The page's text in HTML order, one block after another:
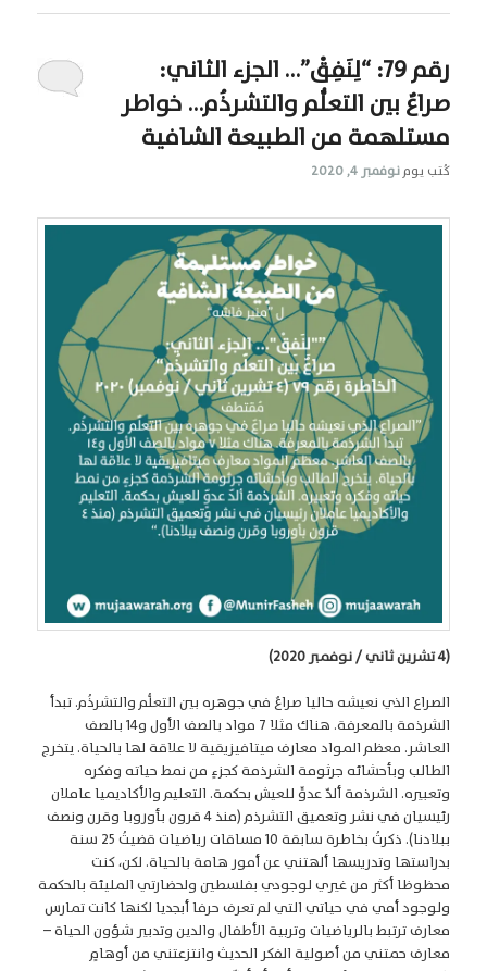
رقم 79: “لِنَفِقْ”… الجزء الثاني:
صراعٌ بين التعلُّم والتشرذُم… خواطر
مستلهمة من الطبيعة الشافية
كُتب يومنوفمبر 4, 2020
(4 تشرين ثاني / نوفمبر 2020)
الصراع الذي نعيشه حاليا صراعٌ في جوهره بين التعلُّم والتشرذُم. تبدأ
الشرذمة بالمعرفة. هناك مثلا 7 مواد بالصف الأول و14 بالصف
العاشر. معظم المواد معارف ميتافيزيقية لا علاقة لها بالحياة. يتخرج
الطالب وبأحشائه جرثومة الشرذمة كجزءٍ من نمط حياته وفكره
وتعبيره. الشرذمة ألدّ عدوٍّ للعيش بحكمة. التعليم والأكاديميا عاملان
رئيسيان في نشر وتعميق التشرذم (منذ 4 قرون بأوروبا وقرن ونصف
ببلادنا). ذكرتُ بخاطرة سابقة 10 مساقات رياضيات قضيتُ 25 سنة
بدراستها وتدريسها ألهتني عن أمور هامة بالحياة. لكن، كنت
محظوظا أكثر من غيري لوجودي بفلسطين ولحضارتي المليئة بالحكمة
ولوجود أمي في حياتي التي لم تعرف حرفا أبجديا لكنها كانت تمارس
معارف ترتبط بالرياضيات وتربية الأطفال والدين وتدبير شؤون الحياة –
معارف حمتني من أصولية الفكر الحديث وانتزعتني من أوهامٍ